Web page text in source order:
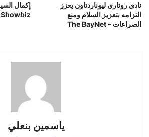
Showbiz
نادي روتاري ليوناردتاون يعزز
التزامه بتعزيز السلام ومنع
الصراعات – The BayNet
ياسمين بنعلي